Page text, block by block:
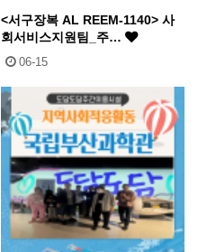
<서구장복 AL REEM-1140> 사
회서비스지원팀_주…
06-15